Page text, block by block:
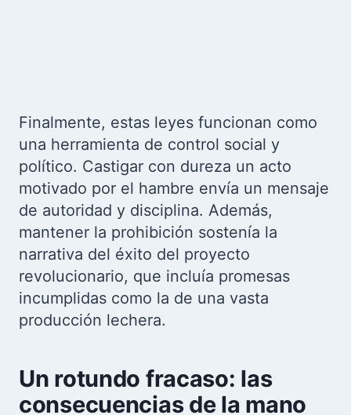
Finalmente, estas leyes funcionan como
una herramienta de control social y
político. Castigar con dureza un acto
motivado por el hambre envía un mensaje
de autoridad y disciplina. Además,
mantener la prohibición sostenía la
narrativa del éxito del proyecto
revolucionario, que incluía promesas
incumplidas como la de una vasta
producción lechera.
Un rotundo fracaso: las
consecuencias de la mano